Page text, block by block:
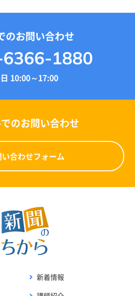
のお問い合わせ
1880
10:00～17:00
のお問い合わせ
い合わせフォーム
新着情報